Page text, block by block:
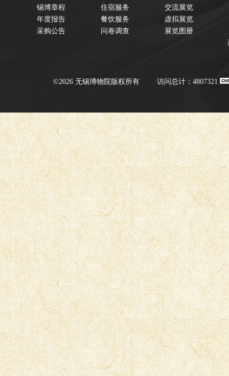
锡博章程
年度报告
采购公告
住宿服务
餐饮服务
问卷调查
交流展览
虚拟展览
展览图册
©2026 无锡博物院版权所有 访问总计：4807321